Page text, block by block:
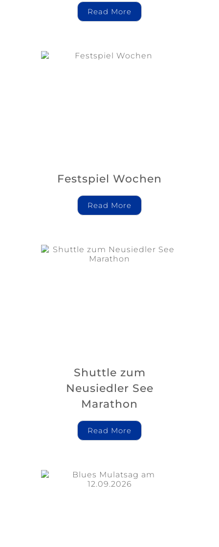
Read More
Festspiel Wochen
Read More
Shuttle zum
Neusiedler See
Marathon
Read More